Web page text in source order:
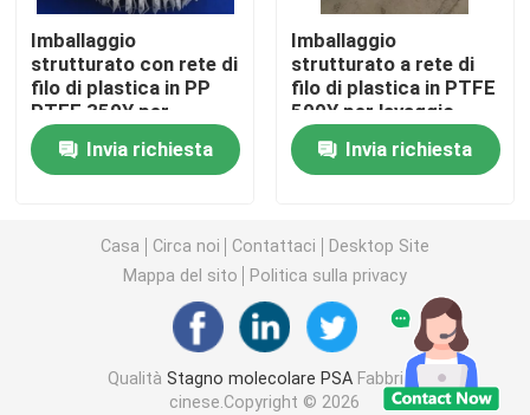
Allumina attivata
Imballaggio a colonna casuale
imballaggio a torre strutturato
Imballaggio di laboratorio
internals della colonna di distillazione
Palla ceramica dell'allumina
Imballaggio
strutturato con rete di
filo di plastica in PP
PTFE 350Y per
lavaggio chimico
Invia richiesta
Imballaggio
strutturato a rete di
filo di plastica in PTFE
500Y per lavaggio
chimico
Invia richiesta
Casa Circa noi Contattaci
Desktop Site
Mappa del sito
Politica sulla privacy
Qualità Stagno molecolare PSAFabbrica
cinese.Copyright © 2026